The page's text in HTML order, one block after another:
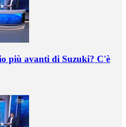
più avanti di Suzuki? C'è